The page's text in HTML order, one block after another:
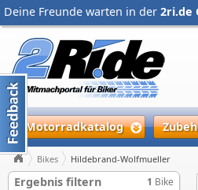
Deine Freunde warten in der 2ri.de
Motorradkatalog
Bikes Hildebrand-Wolfmueller
Ergebnis filtern 1 Bike